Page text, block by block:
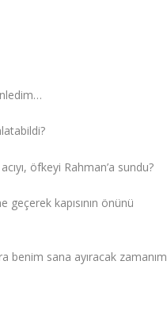
öfkeyi Rahman’a sundu?
geçerek kapısının önünü
benim sana ayıracak zamanım